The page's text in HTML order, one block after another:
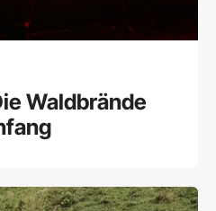
Waldbrände